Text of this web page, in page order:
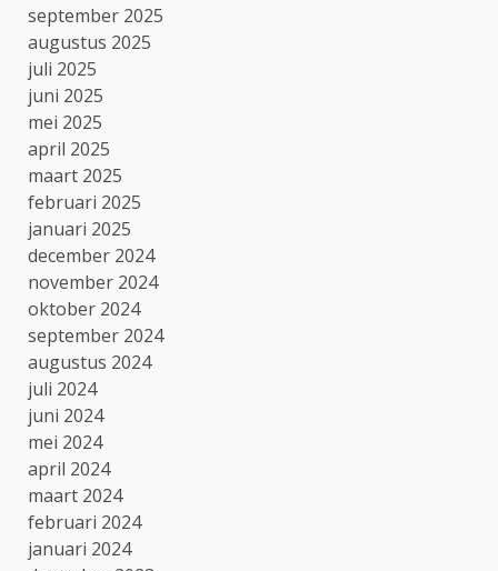
september 2025
augustus 2025
juli 2025
juni 2025
mei 2025
april 2025
maart 2025
februari 2025
januari 2025
december 2024
november 2024
oktober 2024
september 2024
augustus 2024
juli 2024
juni 2024
mei 2024
april 2024
maart 2024
februari 2024
januari 2024